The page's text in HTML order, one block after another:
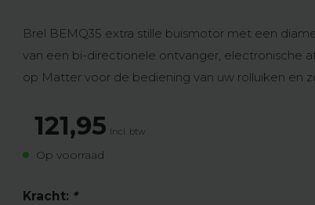
Brel BEMQ35 extra stille buismotor met een
van een bi-directionele ontvanger, electronische
op Matter voor de bediening van uw rolluiken en
121,95 Incl. btw
Op voorraad
Kracht: *